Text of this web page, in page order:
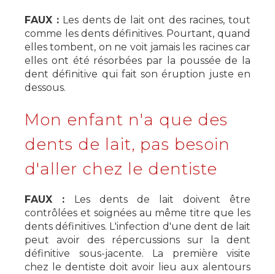
FAUX : Les dents de lait ont des racines, tout
comme les dents définitives. Pourtant, quand
elles tombent, on ne voit jamais les racines car
elles ont été résorbées par la poussée de la
dent définitive qui fait son éruption juste en
dessous.
Mon enfant n'a que des
dents de lait, pas besoin
d'aller chez le dentiste
FAUX : Les dents de lait doivent être
contrôlées et soignées au même titre que les
dents définitives. L'infection d'une dent de lait
peut avoir des répercussions sur la dent
définitive sous-jacente. La première visite
chez le dentiste doit avoir lieu aux alentours